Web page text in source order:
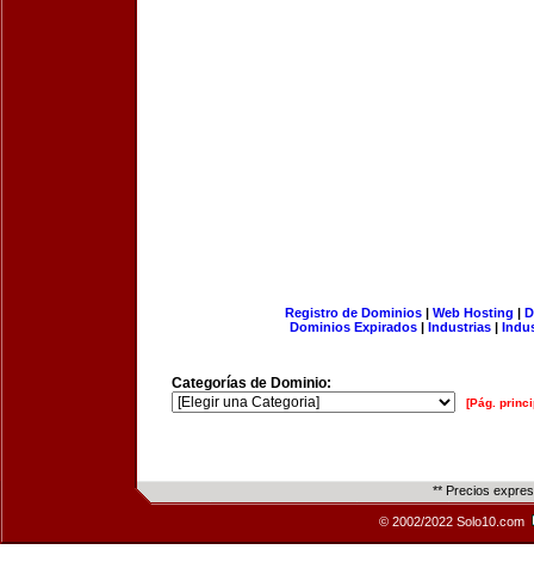
Registro de Dominios| Web Hosting |
Dominios Expirados | Industrias |
Categorías de Dominio:
[Pág.
** Precios
© 2002/2022 Solo10.com